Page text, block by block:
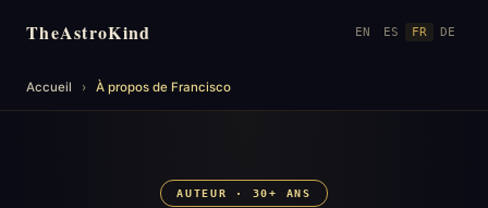
TheAstroKind EN ES FR DE
Accueil › À propos de Francisco
AUTEUR · 30+ ANS